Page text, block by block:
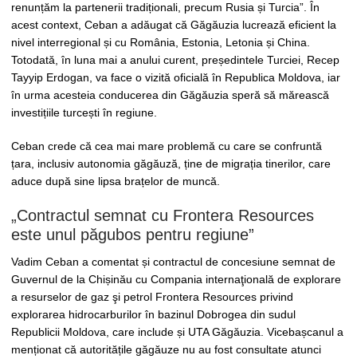
renunțăm la partenerii tradiționali, precum Rusia și Turcia”. În
acest context, Ceban a adăugat că Găgăuzia lucrează eficient la
nivel interregional și cu România, Estonia, Letonia și China.
Totodată, în luna mai a anului curent, președintele Turciei, Recep
Tayyip Erdogan, va face o vizită oficială în Republica Moldova, iar
în urma acesteia conducerea din Găgăuzia speră să mărească
investițiile turcești în regiune.
Ceban crede că cea mai mare problemă cu care se confruntă
țara, inclusiv autonomia găgăuză, ține de migrația tinerilor, care
aduce după sine lipsa brațelor de muncă.
„Contractul semnat cu Frontera Resources
este unul păgubos pentru regiune”
Vadim Ceban a comentat și contractul de concesiune semnat de
Guvernul de la Chișinău cu Compania internaţională de explorare
a resurselor de gaz şi petrol Frontera Resources privind
explorarea hidrocarburilor în bazinul Dobrogea din sudul
Republicii Moldova, care include și UTA Găgăuzia. Vicebașcanul a
menționat că autoritățile găgăuze nu au fost consultate atunci